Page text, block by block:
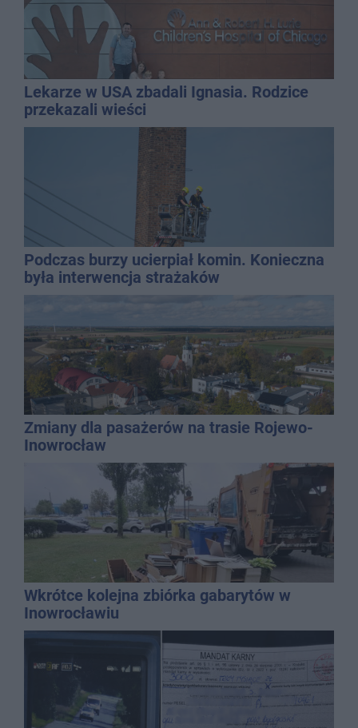
Lekarze w USA zbadali Ignasia. Rodzice
przekazali wieści
Podczas burzy ucierpiał komin. Konieczna
była interwencja strażaków
Zmiany dla pasażerów na trasie Rojewo-
Inowrocław
Wkrótce kolejna zbiórka gabarytów w
Inowrocławiu